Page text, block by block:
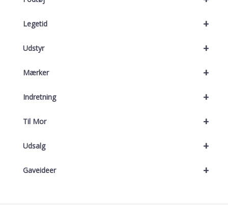
+
Legetid
+
Udstyr
+
Mærker
+
Indretning
+
Til Mor
+
Udsalg
+
Gaveideer